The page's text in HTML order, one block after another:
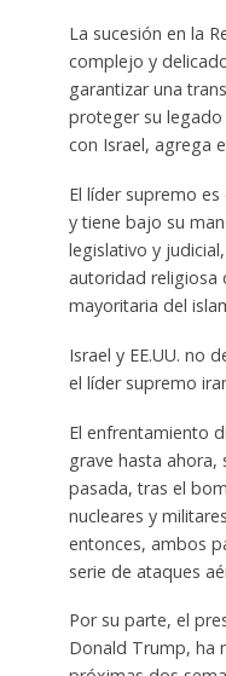
La sucesión en la
complejo y
garantizar una
proteger su
con Israel, agrega
El líder supremo
y tiene bajo su
legislativo y
autoridad religiosa
mayoritaria del
Israel y EE.UU. no
el líder supremo
El enfrentamiento
grave hasta ahora,
pasada, tras el
nucleares y
entonces, ambos
serie de ataques
Por su parte, el
Donald Trump, ha